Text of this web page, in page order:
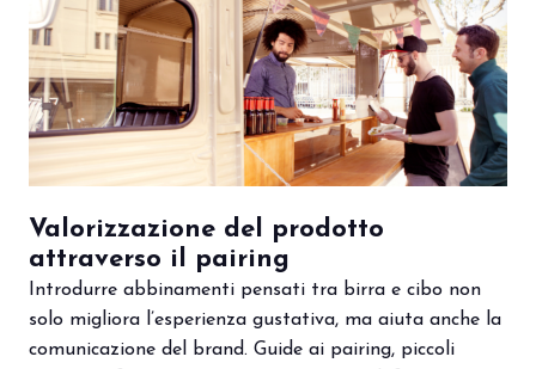
A cura di: IT EN
Valorizzazione del prodotto
attraverso il pairing
Introdurre abbinamenti pensati tra birra e cibo non
solo migliora l’esperienza gustativa, ma aiuta anche la
comunicazione del brand. Guide ai pairing, piccoli